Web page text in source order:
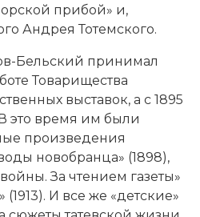
прибой» и,
Андрея Тотемского.
Бельский принимал
Товарищества
выставок, а с 1895
это время им были
произведения
новобранца» (1898),
За чтением газеты»
(1913). И все же «детские»